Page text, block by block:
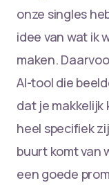
onze singles
idee van wat ik
maken.
AI-tool die
dat je makkelijk
heel specifiek
buurt komt van
een goede